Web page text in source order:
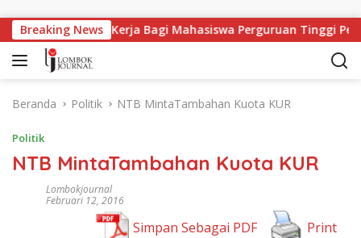
Breaking News
Lapangan Kerja Bagi Mahasiswa Perguruan Tinggi
Beranda Politik NTB MintaTambahan Kuota KUR
Politik
NTB MintaTambahan Kuota KUR
Lombokjournal
Februari 12, 2016
Simpan Sebagai PDF Print